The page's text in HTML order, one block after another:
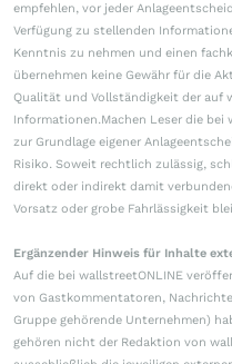
empfehlen, vor jeder
Verfügung zu stellenden
Kenntnis zu nehmen und einen
übernehmen keine Gewähr für die
Qualität und Vollständigkeit der auf
Informationen.Machen Leser die
zur Grundlage eigener
Risiko. Soweit rechtlich zulässig,
direkt oder indirekt damit
Vorsatz oder grobe Fahrlässigkeit
Ergänzender Hinweis für Inhalte
Auf die bei wallstreetONLINE
von Gastkommentatoren,
Gruppe gehörende Unternehmen)
gehören nicht der Redaktion von